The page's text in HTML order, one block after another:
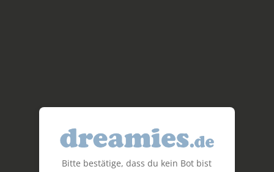
Bitte bestätige, dass du kein Bot bist